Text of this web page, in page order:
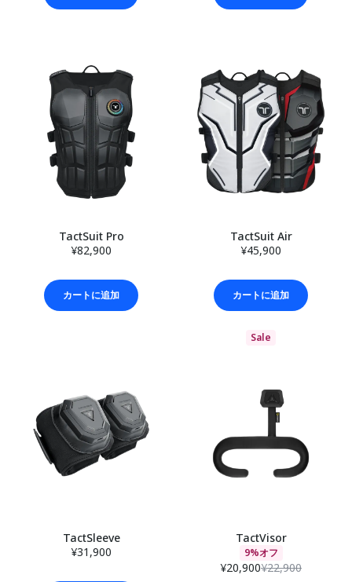
TactSuit Pro
¥82,900
カートに追加
TactSuit Air
¥45,900
カートに追加
TactSleeve
¥31,900
Sale
TactVisor
9%オフ
¥20,900¥22,900